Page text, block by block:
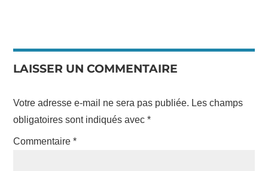
LAISSER UN COMMENTAIRE
Votre adresse e-mail ne sera pas publiée. Les champs
obligatoires sont indiqués avec*
Commentaire*